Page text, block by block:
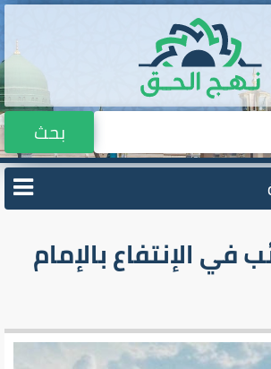
بحث
في الإنتفاع بالإمام